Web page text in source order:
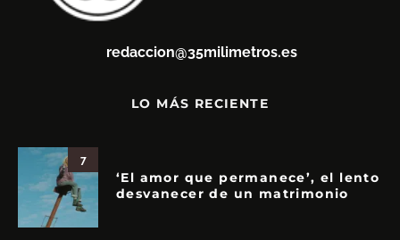
redaccion@35milimetros.es
LO MÁS RECIENTE
7
‘El amor que permanece’, el lento
desvanecer de un matrimonio